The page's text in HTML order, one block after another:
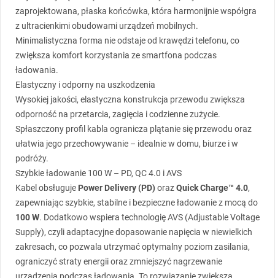
zaprojektowana, płaska końcówka, która harmonijnie współgra
z ultracienkimi obudowami urządzeń mobilnych.
Minimalistyczna forma nie odstaje od krawędzi telefonu, co
zwiększa komfort korzystania ze smartfona podczas
ładowania.
Elastyczny i odporny na uszkodzenia
Wysokiej jakości, elastyczna konstrukcja przewodu zwiększa
odporność na przetarcia, zagięcia i codzienne zużycie.
Spłaszczony profil kabla ogranicza plątanie się przewodu oraz
ułatwia jego przechowywanie – idealnie w domu, biurze i w
podróży.
Szybkie ładowanie 100 W – PD, QC 4.0 iAVS
Kabel obsługuje Power Delivery (PD) orazQuick Charge™ 4.0,
zapewniając szybkie, stabilne i bezpieczne ładowanie z mocą do
100 W. Dodatkowo wspiera technologięAVS (Adjustable Voltage
Supply), czyli adaptacyjne dopasowanie napięcia w niewielkich
zakresach, co pozwala utrzymać optymalny poziom zasilania,
ograniczyć straty energii oraz zmniejszyć nagrzewanie